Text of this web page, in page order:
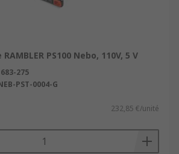
PS100 Nebo, 110V, 5 V
683-275
PST-0004-G
232,85 €/unité